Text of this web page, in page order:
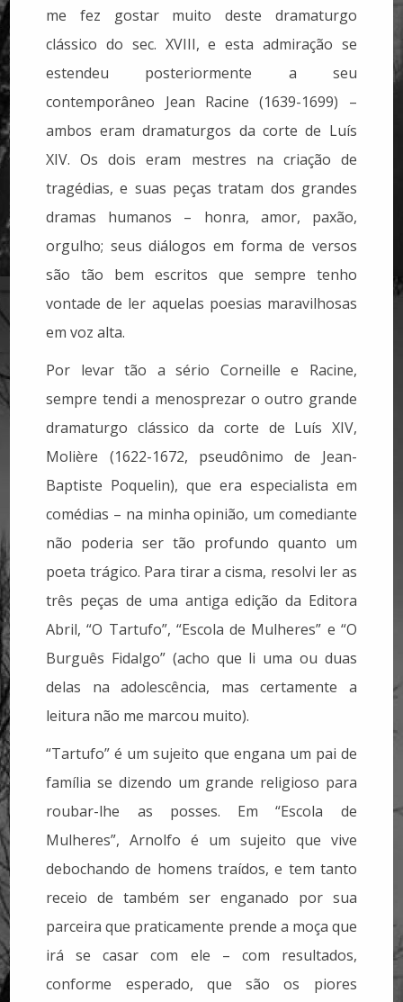
me fez gostar muito deste dramaturgo
clássico do sec. XVIII, e esta admiração se
estendeu posteriormente a seu
contemporâneo Jean Racine (1639-1699) –
ambos eram dramaturgos da corte de Luís
XIV. Os dois eram mestres na criação de
tragédias, e suas peças tratam dos grandes
dramas humanos – honra, amor, paxão,
orgulho; seus diálogos em forma de versos
são tão bem escritos que sempre tenho
vontade de ler aquelas poesias maravilhosas
em voz alta.
Por levar tão a sério Corneille e Racine,
sempre tendi a menosprezar o outro grande
dramaturgo clássico da corte de Luís XIV,
Molière (1622-1672, pseudônimo de Jean-
Baptiste Poquelin), que era especialista em
comédias – na minha opinião, um comediante
não poderia ser tão profundo quanto um
poeta trágico. Para tirar a cisma, resolvi ler as
três peças de uma antiga edição da Editora
Abril, “O Tartufo”, “Escola de Mulheres” e “O
Burguês Fidalgo” (acho que li uma ou duas
delas na adolescência, mas certamente a
leitura não me marcou muito).
“Tartufo” é um sujeito que engana um pai de
família se dizendo um grande religioso para
roubar-lhe as posses. Em “Escola de
Mulheres”, Arnolfo é um sujeito que vive
debochando de homens traídos, e tem tanto
receio de também ser enganado por sua
parceira que praticamente prende a moça que
irá se casar com ele – com resultados,
conforme esperado, que são os piores